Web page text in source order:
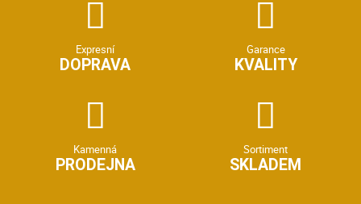
Expresní
DOPRAVA
Garance
KVALITY
Kamenná
PRODEJNA
Sortiment
SKLADEM